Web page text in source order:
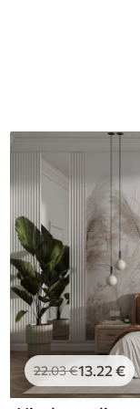
22.03€13.22 €